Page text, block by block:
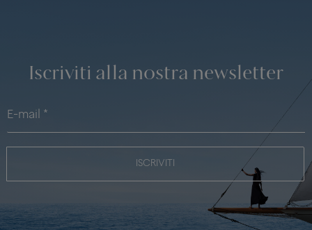
Iscriviti alla nostra newsletter
ISCRIVITI